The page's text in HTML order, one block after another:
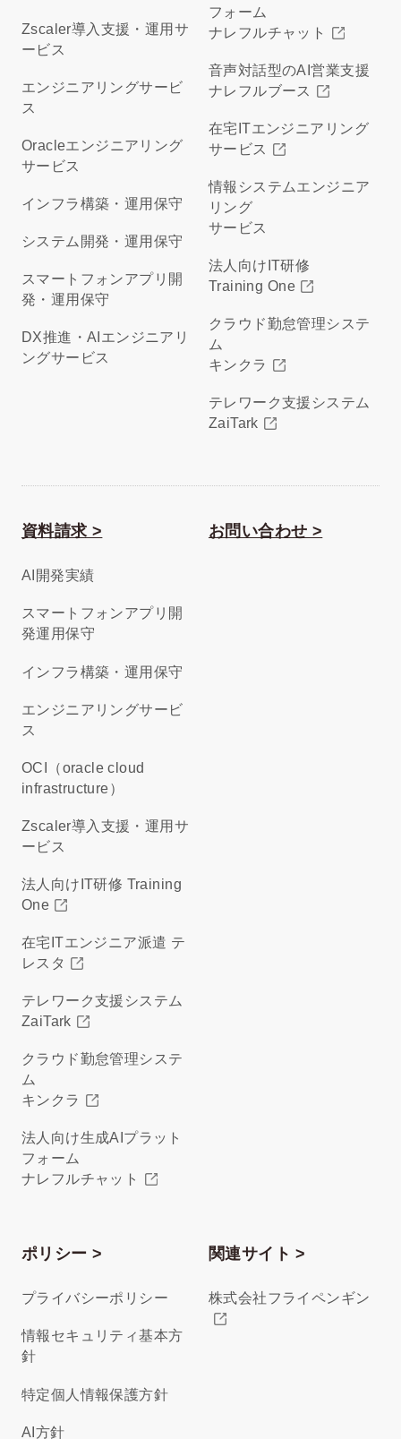
Zscaler導入支援・運用サ
ービス
エンジニアリングサービ
ス
Oracleエンジニアリング
サービス
インフラ構築・運用保守
システム開発・運用保守
スマートフォンアプリ開
発・運用保守
DX推進・AIエンジニアリ
ングサービス
フォーム
ナレフルチャット
音声対話型のAI営業支援
ナレフルブース
在宅ITエンジニアリング
サービス
情報システムエンジニア
リング
サービス
法人向けIT研修
Training One
クラウド勤怠管理システ
ム
キンクラ
テレワーク支援システム
ZaiTark
資料請求 >
AI開発実績
スマートフォンアプリ開
発運用保守
インフラ構築・運用保守
エンジニアリングサービ
ス
OCI（oracle cloud
infrastructure）
Zscaler導入支援・運用サ
ービス
法人向けIT研修 Training
One
在宅ITエンジニア派遣 テ
レスタ
テレワーク支援システム
ZaiTark
クラウド勤怠管理システ
ム
キンクラ
法人向け生成AIプラット
フォーム
ナレフルチャット
お問い合わせ >
ポリシー >
プライバシーポリシー
情報セキュリティ基本方
針
特定個人情報保護方針
AI方針
関連サイト >
株式会社フライペンギン